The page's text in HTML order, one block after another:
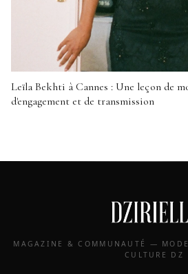
Leïla Bekhti à Cannes : Une leçon de
d'engagement et de transmission
MAGAZINE & COMMUNAUTÉ —
CULTURE DZ